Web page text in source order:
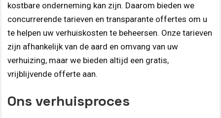
kostbare onderneming kan zijn. Daarom bieden we
concurrerende tarieven en transparante offertes om u
te helpen uw verhuiskosten te beheersen. Onze tarieven
zijn afhankelijk van de aard en omvang van uw
verhuizing, maar we bieden altijd een gratis,
vrijblijvende offerte aan.
Ons verhuisproces